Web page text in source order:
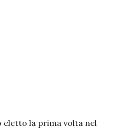
eletto la prima volta nel